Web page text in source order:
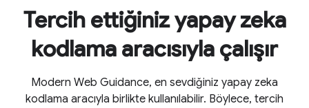
Tercih ettiğiniz yapay zeka
kodlama aracısıyla çalışır
Modern Web Guidance, en sevdiğiniz yapay zeka
kodlama aracıyla birlikte kullanılabilir. Böylece, tercih